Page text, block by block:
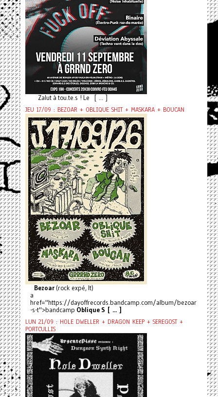
Zalut à tou.te.s ! Le [ ... ]
JEU 17/09 : BEZOAR + OBLIQUE SHIT + MASKARA + BOUCAN
Bezoar(rock expé, It)
a
href="https://dayoffrecords.bandcamp.com/album/bezoar
-s-t">bandcamp Oblique S [ ... ]
LUN 21/09 : HOLE DWELLER + DRAGON KEEP + SEREGOST +
PORTCULLIS